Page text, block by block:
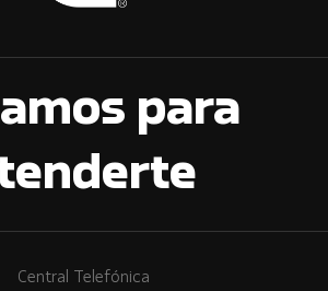
para
Central Telefónica